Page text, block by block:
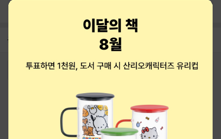
공지 8월 상품권+쿠폰+결제+추천 혜택모음
2026-08-01
로그인 최근 본 상품 주문/배송
티켓 1544-6399
eBook 1:1문의/채팅상담
예스이십사(주) 사업자 정보
이용약관
개인정보처리방침
청소년보호정책